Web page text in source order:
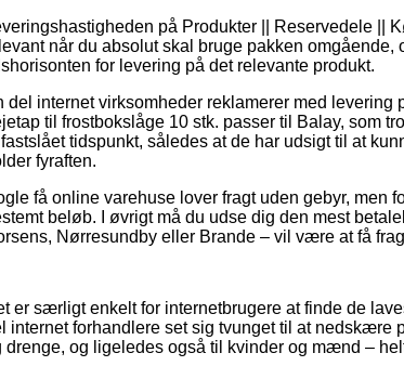
på Produkter || Reservedele ||
når du absolut skal bruge pakken
for levering på det relevante produkt.
del internet virksomheder reklamerer med
til frostbokslåge 10 stk. passer til Balay, som
tidspunkt, således at de har udsigt til at
fyraften.
få online varehuse lover fragt uden gebyr, men
beløb. I øvrigt må du udse dig den mest
Nørresundby eller Brande – vil være at få
er særligt enkelt for internetbrugere at finde de
internet forhandlere set sig tvunget til at nedskære
drenge, og ligeledes også til kvinder og mænd –